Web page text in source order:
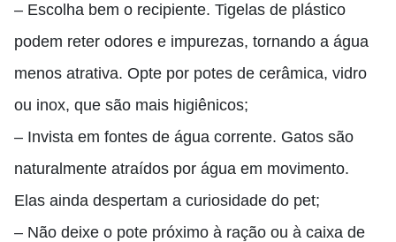
– Escolha bem o recipiente. Tigelas de plástico
podem reter odores e impurezas, tornando a água
menos atrativa. Opte por potes de cerâmica, vidro
ou inox, que são mais higiênicos;
– Invista em fontes de água corrente. Gatos são
naturalmente atraídos por água em movimento.
Elas ainda despertam a curiosidade do pet;
– Não deixe o pote próximo à ração ou à caixa de